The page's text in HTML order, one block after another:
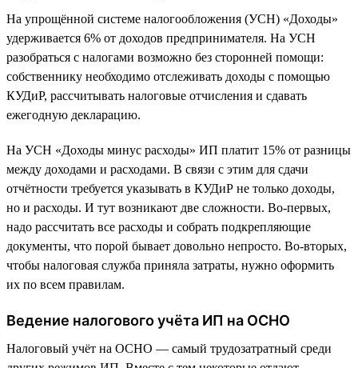
На упрощённой системе налогообложения (УСН) «Доходы»
удерживается 6% от доходов предпринимателя. На УСН
разобраться с налогами возможно без сторонней помощи:
собственнику необходимо отслеживать доходы с помощью
КУДиР, рассчитывать налоговые отчисления и сдавать
ежегодную декларацию.
На УСН «Доходы минус расходы» ИП платит 15% от разницы
между доходами и расходами. В связи с этим для сдачи
отчётности требуется указывать в КУДиР не только доходы,
но и расходы. И тут возникают две сложности. Во-первых,
надо рассчитать все расходы и собрать подкрепляющие
документы, что порой бывает довольно непросто. Во-вторых,
чтобы налоговая служба приняла затраты, нужно оформить
их по всем правилам.
Ведение налогового учёта ИП на ОСНО
Налоговый учёт на ОСНО — самый трудозатратный среди